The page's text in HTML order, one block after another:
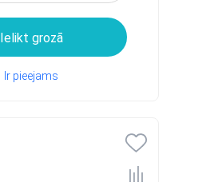
Ielikt grozā
Ir pieejams